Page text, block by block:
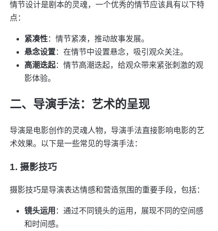
情节设计是剧本的灵魂，一个优秀的情节应该具有以下特
点：
紧凑性：情节紧凑，推动故事发展。
悬念设置：在情节中设置悬念，吸引观众关注。
高潮迭起：情节高潮迭起，给观众带来紧张刺激的观
影体验。
二、导演手法：艺术的呈现
导演是电影创作的灵魂人物，导演手法直接影响电影的艺
术效果。以下是一些常见的导演手法：
1. 摄影技巧
摄影技巧是导演表达情感和营造氛围的重要手段，包括：
镜头运用 ：通过不同镜头的运用，展现不同的空间感
和时间感。